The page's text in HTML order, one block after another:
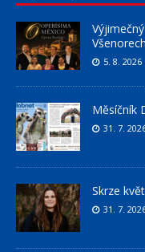
Všenorech
5. 8. 2026
Měsíčník
31. 7.
Skrze
31. 7.